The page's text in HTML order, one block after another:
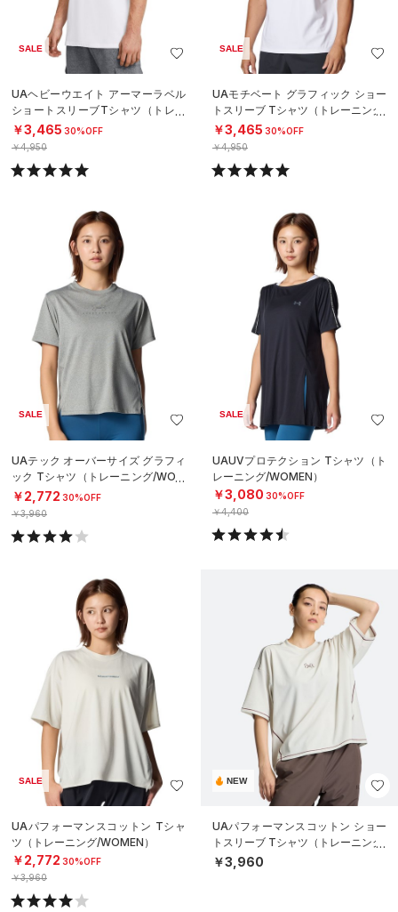
SALE
UAヘビーウエイト アーマーラベル
ショートスリーブTシャツ（トレー
ニング/MEN）
￥3,465 30%OFF
￥4,950
SALE
UAモチベート グラフィック ショー
トスリーブ Tシャツ（トレーニング/
MEN）
￥3,465 30%OFF
￥4,950
SALE
UAテック オーバーサイズ グラフィ
ック Tシャツ（トレーニング/WOM
EN）
￥2,772 30%OFF
￥3,960
SALE
UAUVプロテクション Tシャツ（ト
レーニング/WOMEN）
￥3,080 30%OFF
￥4,400
SALE
UAパフォーマンスコットン Tシャ
ツ（トレーニング/WOMEN）
￥2,772 30%OFF
￥3,960
NEW
UAパフォーマンスコットン ショー
トスリーブ Tシャツ（トレーニング/
WOMEN）
￥3,960